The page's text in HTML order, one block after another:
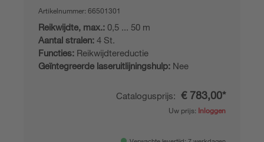
Artikelnummer: 66501301
Reikwijdte, max.: 0,5 ... 50 m
Aantal stralen: 4 St.
Functies: Reikwijdtereductie
Geïntegreerde laseruitlijningshulp: Nee
Catalogusprijs: € 783,00*
Uw prijs: Inloggen